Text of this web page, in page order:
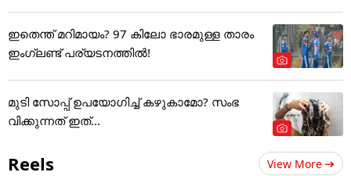
ഇതെന്ത് മറിമായം? 97 കിലോ ഭാരമുള്ള താരം
ഇംഗ്ലണ്ട് പര്യടനത്തില്‍!
മുടി സോപ്പ് ഉപയോഗിച്ച് കഴുകാമോ? സംഭ
വിക്കുന്നത് ഇത്...
Reels View More